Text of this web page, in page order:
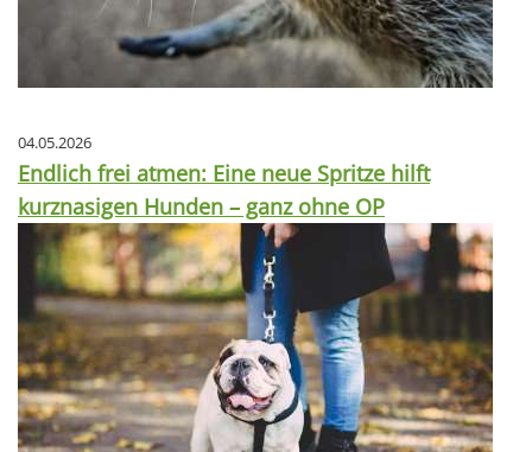
04.05.2026
Endlich frei atmen: Eine neue Spritze hilft
kurznasigen Hunden – ganz ohne OP